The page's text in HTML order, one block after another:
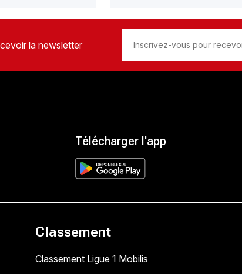
la newsletter
Télécharger l'app
Classement
Classement Ligue 1 Mobilis